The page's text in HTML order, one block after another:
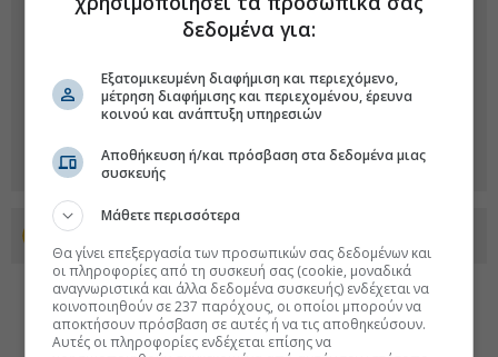
Προσθέστε το euro2day.gr στο Discover
δεδομένα για:
Εξατομικευμένη διαφήμιση και περιεχόμενο,
μέτρηση διαφήμισης και περιεχομένου, έρευνα
κοινού και ανάπτυξη υπηρεσιών
Αποθήκευση ή/και πρόσβαση στα δεδομένα μιας
συσκευής
Μάθετε περισσότερα
Θα γίνει επεξεργασία των προσωπικών σας δεδομένων και
οι πληροφορίες από τη συσκευή σας (cookie, μοναδικά
αναγνωριστικά και άλλα δεδομένα συσκευής) ενδέχεται να
κοινοποιηθούν σε 237 παρόχους, οι οποίοι μπορούν να
αποκτήσουν πρόσβαση σε αυτές ή να τις αποθηκεύσουν.
Αυτές οι πληροφορίες ενδέχεται επίσης να